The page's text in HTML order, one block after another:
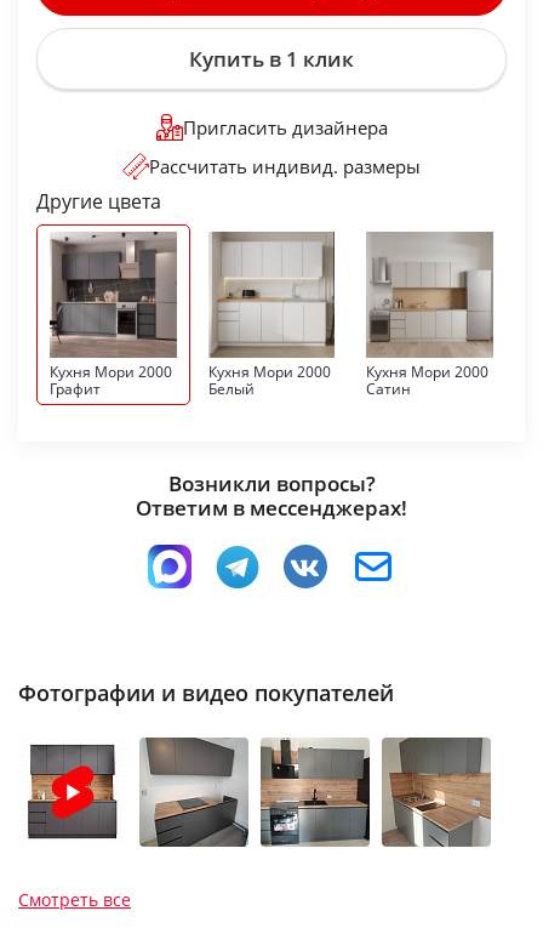
Купить в 1 клик
Пригласить дизайнера
Рассчитать индивид. размеры
Другие цвета
Кухня Мори 2000
Графит
Кухня Мори 2000
Белый
Кухня Мори 2000
Сатин
Возникли вопросы?
Ответим в мессенджерах!
Фотографии и видео покупателей
Смотреть все